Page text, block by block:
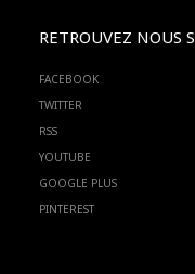
RETROUVEZ NOUS
FACEBOOK
TWITTER
RSS
YOUTUBE
GOOGLE PLUS
PINTEREST